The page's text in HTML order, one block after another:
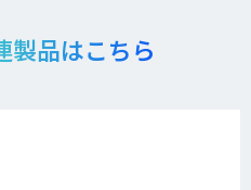
製品はこちら